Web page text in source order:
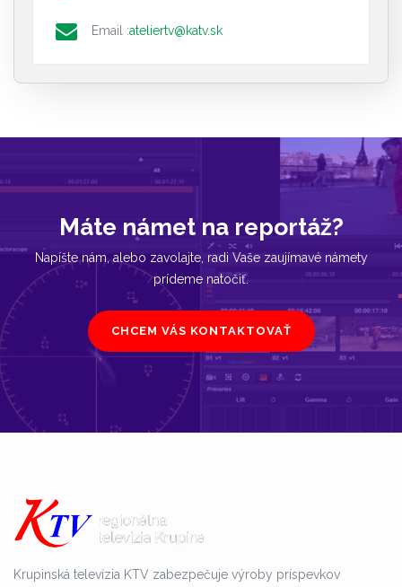
Email :ateliertv@katv.sk
Máte námet na reportáž?
Napíšte nám, alebo zavolajte, radi Vaše zaujímavé námety
prídeme natočiť.
CHCEM VÁS KONTAKTOVAŤ
Krupinská televízia KTV zabezpečuje výroby príspevkov